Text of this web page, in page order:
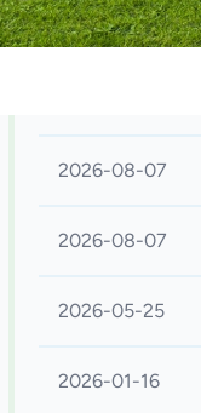
2026-08-07
2026-08-07
2026-05-25
2026-01-16